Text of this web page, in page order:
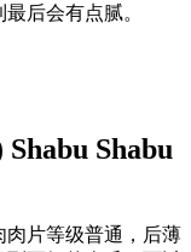
后会有点腻。
Shabu
肉片等级普通，后薄